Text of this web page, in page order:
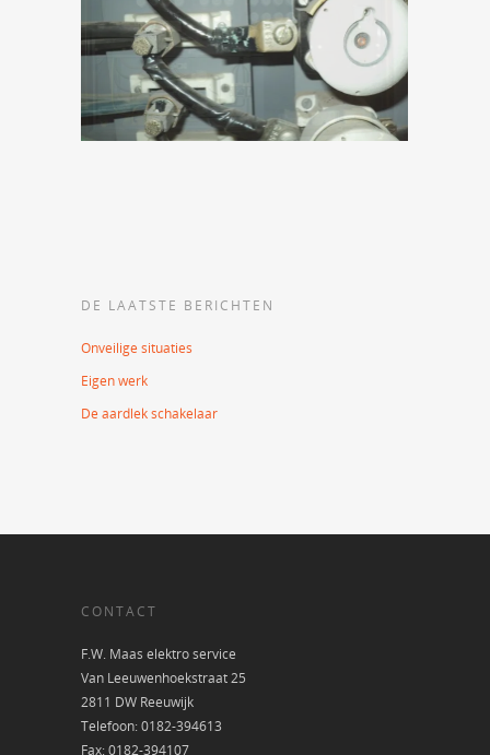
DE LAATSTE BERICHTEN
Onveilige situaties
Eigen werk
De aardlek schakelaar
CONTACT
F.W. Maas elektro service
Van Leeuwenhoekstraat 25
2811 DW Reeuwijk
Telefoon: 0182-394613
Fax: 0182-394107